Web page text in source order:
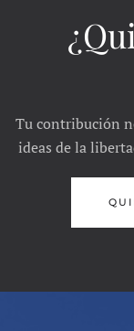
Tu contribución
ideas de la